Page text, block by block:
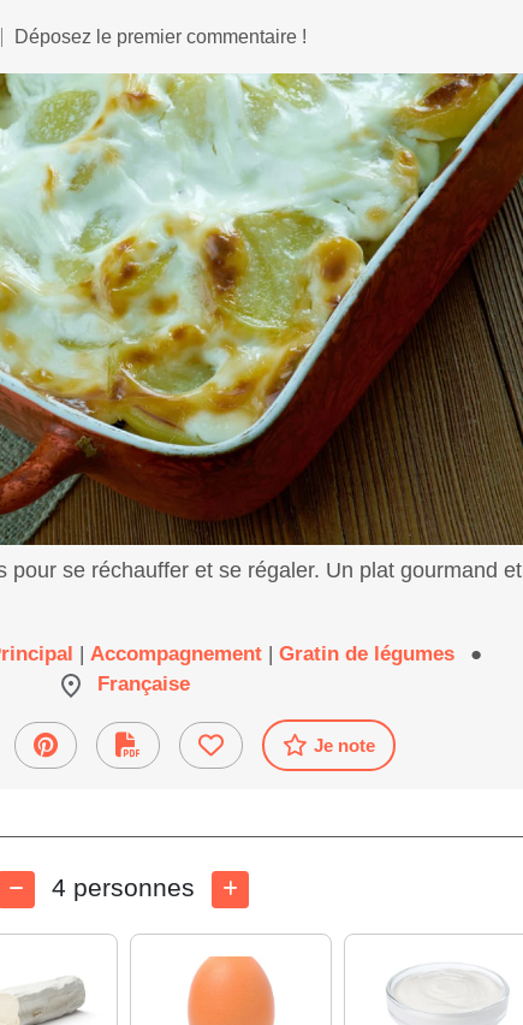
Déposez le premier commentaire !
pour se réchauffer et se régaler. Un plat gourmand et
| Accompagnement | Gratin de légumes
●
Française
Je note
4 personnes